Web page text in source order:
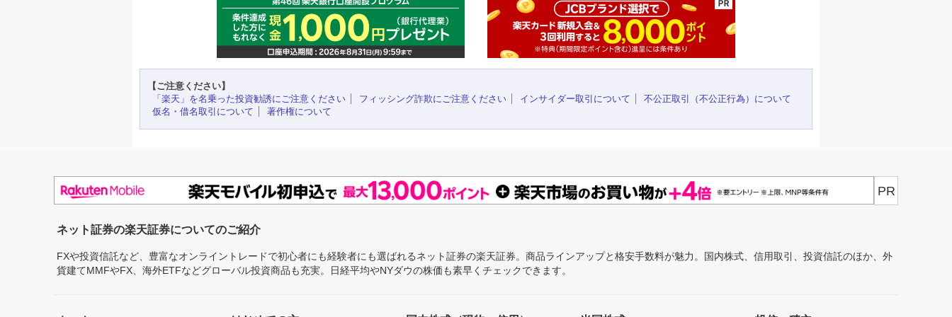
【ご注意ください】
「楽天」を名乗った投資勧誘にご注意ください
フィッシング詐欺にご注意ください インサイダー取引について
不公正取引（不公正行為）について
仮名・借名取引について
著作権について
PR
ネット証券の楽天証券についてのご紹介
FXや投資信託など、豊富なオンライントレードで初心者にも経験者にも選ばれるネット証券の楽天証券。商品ラインアップと格安手数料が魅力。国内株式、信用取引、投資信託のほか、外
貨建てMMFやFX、海外ETFなどグローバル投資商品も充実。日経平均やNYダウの株価も素早くチェックできます。